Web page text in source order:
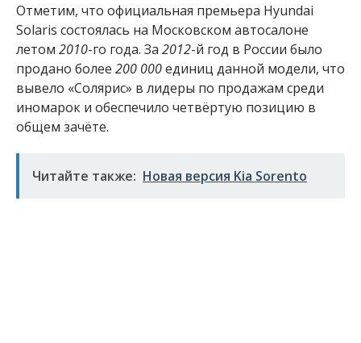
Отметим, что официальная премьера Hyundai
Solaris состоялась на Московском автосалоне
летом 2010-го года. За 2012-й год в России было
продано более 200 000единиц данной модели, что
вывело «Солярис» в лидеры по продажам среди
иномарок и обеспечило четвёртую позицию в
общем зачёте.
Читайте также: Новая версия Kia Sorento